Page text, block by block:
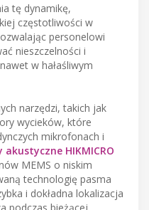
tę dynamikę,
częstotliwości w
personelowi
nieszczelności i
w hałaśliwym
narzędzi, takich jak
wycieków, które
mikrofonach i
akustyczne HIKMICRO
MEMS o niskim
technologię pasma
i dokładna lokalizacja